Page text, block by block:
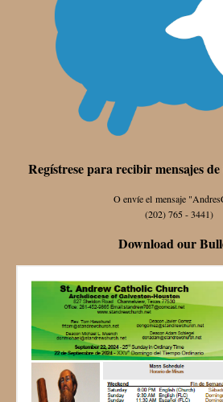
Regístrese para recibir mensajes
O envíe el mensaje
(202) 765 - 3441)
Download our